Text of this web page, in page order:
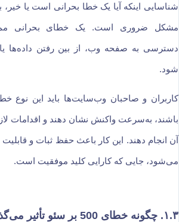
شناسایی اینکه آیا یک خطا بحرانی است یا
مشکل ضروری است. یک خطای بحرانی
دسترسی به صفحه وب، از بین رفتن داده‌ها
شود.
کاربران و صاحبان وب‌سایت‌ها باید این نوع
باشند، به‌سرعت واکنش نشان دهند و اقدامات
آن انجام دهند. این کار باعث حفظ ثبات و قابلیت
می‌شود، جایی که کارایی کلید موفقیت است.
۱.۳. چگونه خطای 500 بر سئو تأثیر می‌گذارد؟